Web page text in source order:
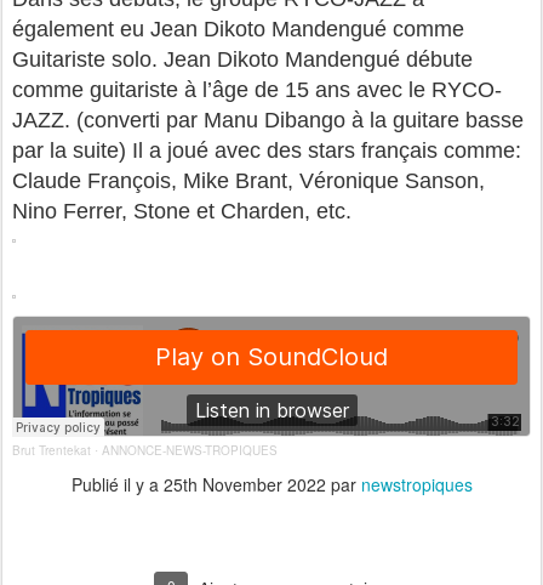
également eu Jean Dikoto Mandengué comme
Guitariste solo. Jean Dikoto Mandengué débute
comme guitariste à l’âge de 15 ans avec le RYCO-
JAZZ. (converti par Manu Dibango à la guitare basse
par la suite) Il a joué avec des stars français comme:
Claude François, Mike Brant, Véronique Sanson,
Nino Ferrer, Stone et Charden, etc.
Brut Trentekat · ANNONCE-NEWS-TROPIQUES
Publié il y a 25th November 2022 par newstropiques